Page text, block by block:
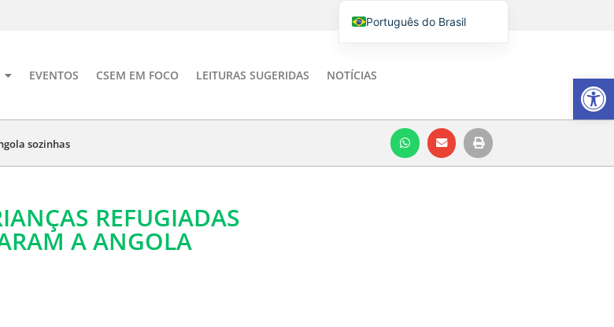
EVENTOS CSEM EM FOCO LEITURAS SUGERIDAS NOTÍCIAS
sozinhas
REFUGIADAS
A ANGOLA
Barra de
Português do Brasil
Italiano